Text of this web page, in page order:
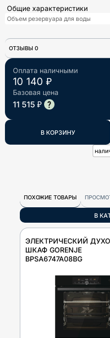
Оплата наличными
10 140 ₽
Базовая цена
11 515 ₽
В КОРЗИНУ
Общие характеристики
Объем резервуара для воды
ОТЗЫВЫ 0
ПОХОЖИЕ ТОВАРЫ
В
ЭЛЕКТРИЧЕСКИЙ
ШКАФ GORENJE
BPSA6747A08BG